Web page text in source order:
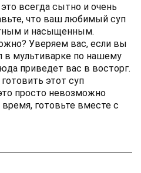
всегда сытно и очень
что ваш любимый суп
и насыщенным.
Уверяем вас, если вы
в мультиварке по нашему
приведет вас в восторг.
этот суп
просто невозможно
готовьте вместе с